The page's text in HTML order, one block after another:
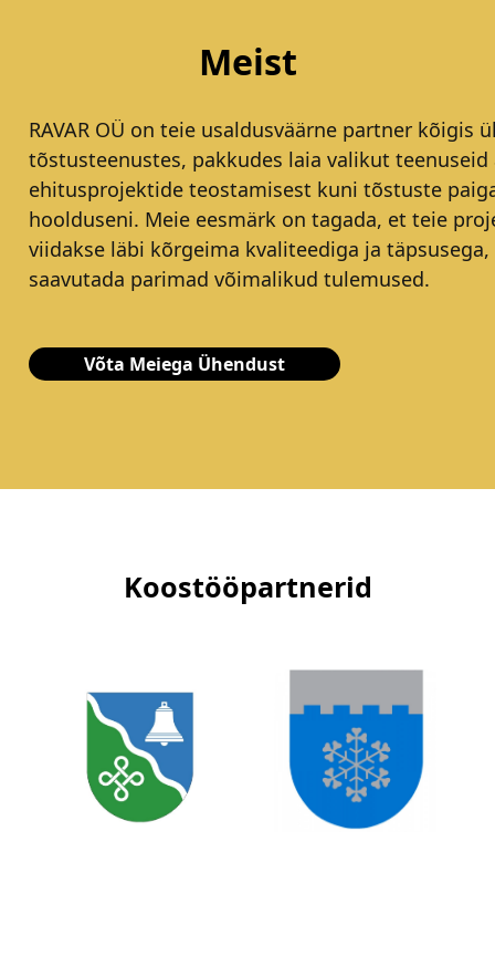
Meist
RAVAR OÜ on teie usaldusväärne partner kõigis
tõstusteenustes, pakkudes laia valikut teenuseid
ehitusprojektide teostamisest kuni tõstuste
hoolduseni. Meie eesmärk on tagada, et teie
viidakse läbi kõrgeima kvaliteediga ja täpsusega,
saavutada parimad võimalikud tulemused.
Võta Meiega Ühendust
Koostööpartnerid